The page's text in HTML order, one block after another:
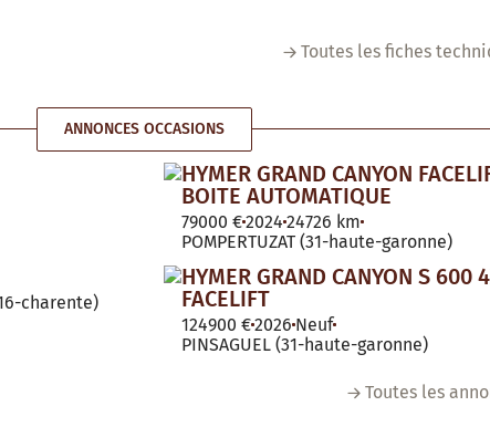
Toutes les fiches
ANNONCES OCCASIONS
HYMER GRAND CANYON
BOITE AUTOMATIQUE
79000 €2024 24726 km
POMPERTUZAT (31-haute-garonne)
charente)
HYMER GRAND CANYON S 600
FACELIFT
124900 €2026 Neuf
PINSAGUEL (31-haute-garonne)
Toutes les